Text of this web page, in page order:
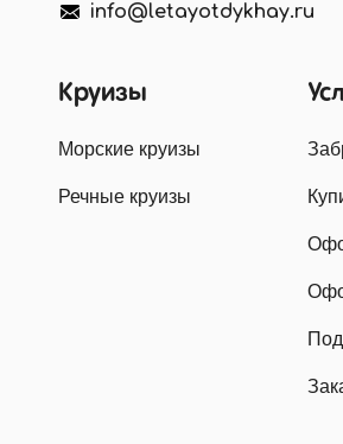
info@letayotdykhay.ru
Круизы
Морские круизы
Речные круизы